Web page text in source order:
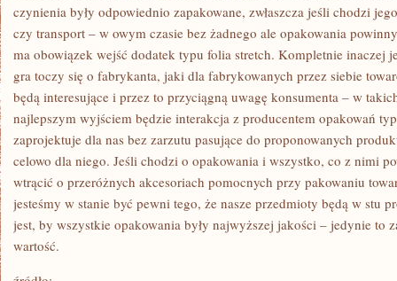
czynienia były odpowiednio zapakowane, zwłaszcza jeśli chodzi
czy transport – w owym czasie bez żadnego ale opakowania
ma obowiązek wejść dodatek typu folia stretch. Kompletnie inaczej
gra toczy się o fabrykanta, jaki dla fabrykowanych przez siebie
będą interesujące i przez to przyciągną uwagę konsumenta – w
najlepszym wyjściem będzie interakcja z producentem opakowań
zaprojektuje dla nas bez zarzutu pasujące do proponowanych
celowo dla niego. Jeśli chodzi o opakowania i wszystko, co z nimi
wtrącić o przeróżnych akcesoriach pomocnych przy pakowaniu
jesteśmy w stanie być pewni tego, że nasze przedmioty będą w stu
jest, by wszystkie opakowania były najwyższej jakości – jedynie to
wartość.